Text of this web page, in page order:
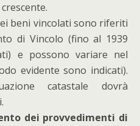
beni vincolati sono riferiti
di Vincolo (fino al 1939
e possono variare nel
evidente sono indicati).
catastale dovrà
dei provvedimenti di